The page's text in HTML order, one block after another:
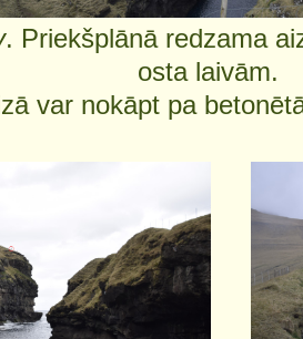
. Priekšplānā redzama
osta laivām.
var nokāpt pa